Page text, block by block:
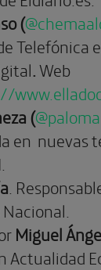
(
Telefónica
.Web
(
en nuevas
.
Miguel
Actualidad